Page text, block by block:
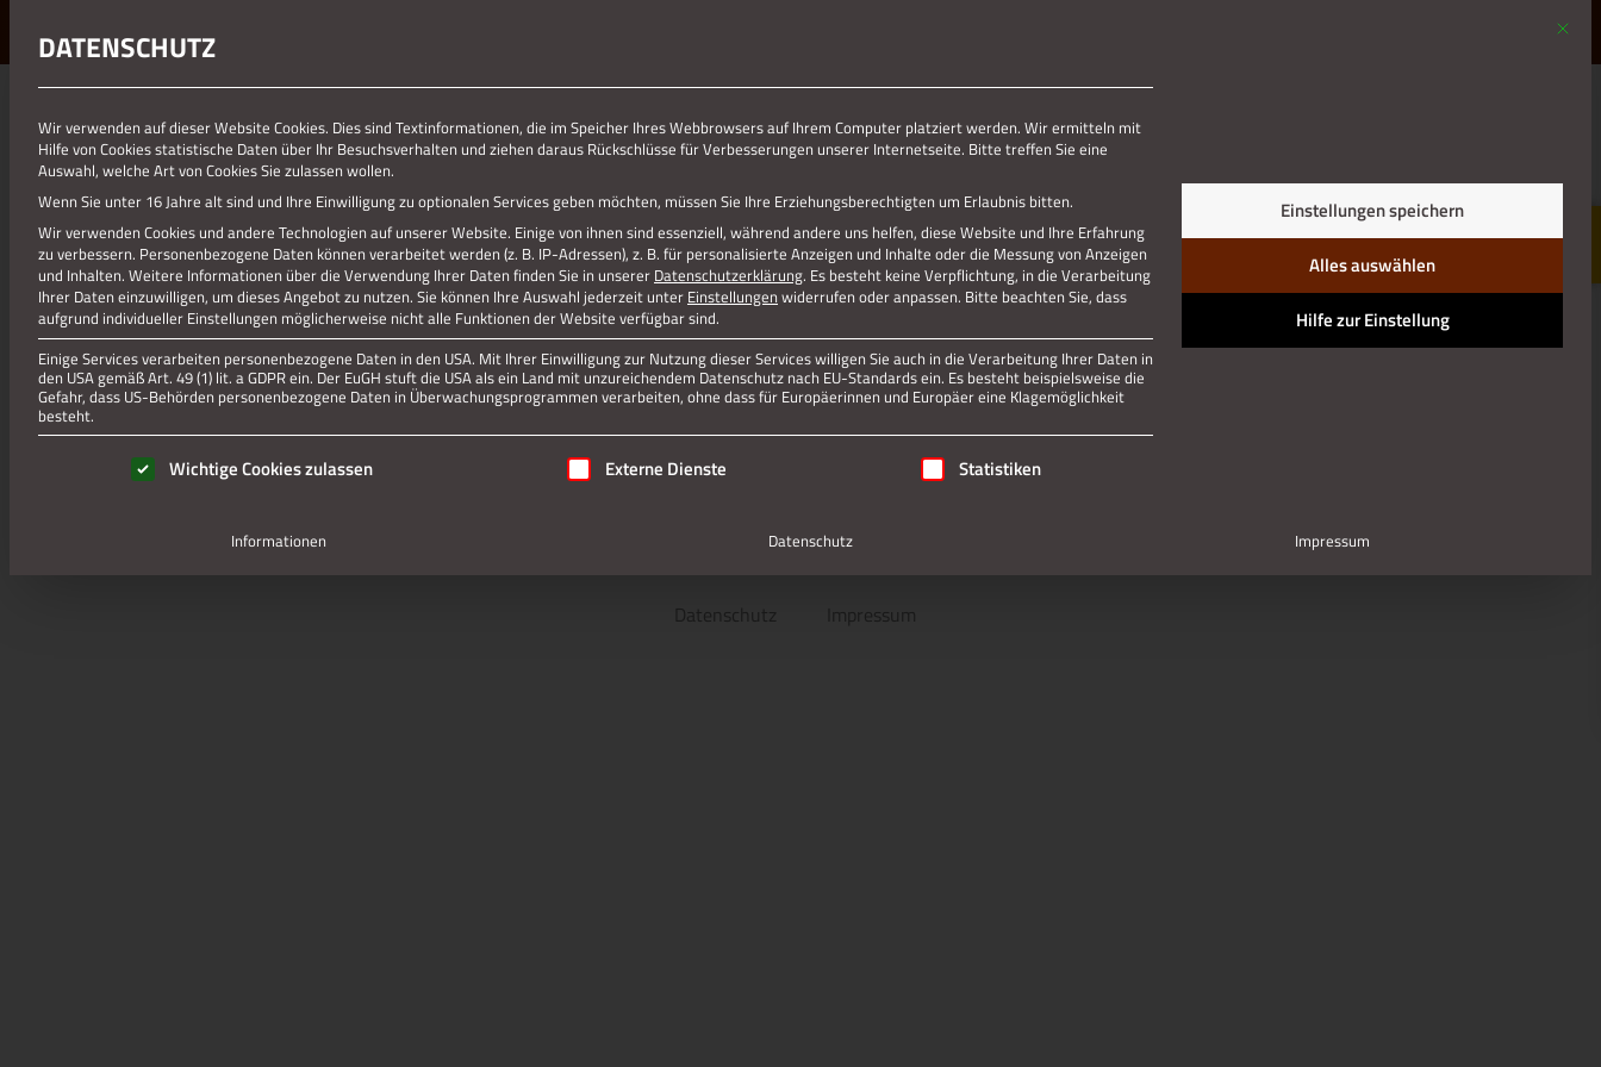
01.01.1970
HOTEL-BURGHOF-PARKING Jetzt teilen
Datenschutz Impressum
Mit
DATENSCHUTZ
Wir verwenden auf dieser Website Cookies. Dies sind Textinformationen, die im Speicher Ihres Webbrowsers auf Ihrem Computer platziert werden. Wir ermitteln mit
Hilfe von Cookies statistische Daten über Ihr Besuchsverhalten und ziehen daraus Rückschlüsse für Verbesserungen unserer Internetseite. Bitte treffen Sie eine
Auswahl, welche Art von Cookies Sie zulassen wollen.
Wenn Sie unter 16 Jahre alt sind und Ihre Einwilligung zu optionalen Services geben möchten, müssen Sie Ihre Erziehungsberechtigten um Erlaubnis bitten.
Wir verwenden Cookies und andere Technologien auf unserer Website. Einige von ihnen sind essenziell, während andere uns helfen, diese Website und Ihre Erfahrung
zu verbessern. Personenbezogene Daten können verarbeitet werden (z. B. IP-Adressen), z. B. für personalisierte Anzeigen und Inhalte oder die Messung von Anzeigen
und Inhalten. Weitere Informationen über die Verwendung Ihrer Daten finden Sie in unserer Datenschutzerklärung. Es besteht keine Verpflichtung, in die Verarbeitung
Ihrer Daten einzuwilligen, um dieses Angebot zu nutzen. Sie können Ihre Auswahl jederzeit unter Einstellungen widerrufen oder anpassen. Bitte beachten Sie, dass
aufgrund individueller Einstellungen möglicherweise nicht alle Funktionen der Website verfügbar sind.
Einige Services verarbeiten personenbezogene Daten in den USA. Mit Ihrer Einwilligung zur Nutzung dieser Services willigen Sie auch in die Verarbeitung Ihrer Daten in
den USA gemäß Art. 49 (1) lit. a GDPR ein. Der EuGH stuft die USA als ein Land mit unzureichendem Datenschutz nach EU-Standards ein. Es besteht beispielsweise die
Gefahr, dass US-Behörden personenbezogene Daten in Überwachungsprogrammen verarbeiten, ohne dass für Europäerinnen und Europäer eine Klagemöglichkeit
besteht.
Es folgt eine Liste der Service-Gruppen, für die eine Einwilligung erteilt werden kann. Die erste Service-Gruppe ist essenziell und kann nicht abgewählt werden.
Wichtige Cookies zulassen Externe Dienste Statistiken
Einstellungen speichern
Alles auswählen
Hilfe zur Einstellung
Informationen Datenschutz Impressum